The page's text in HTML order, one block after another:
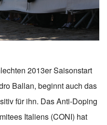
2013er Saisonstart
Ballan, beginnt auch das
für ihn. Das Anti-Doping
Italiens (CONI) hat